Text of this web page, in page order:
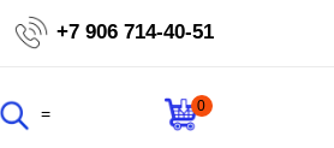
+7 906 714-40-51
= 0